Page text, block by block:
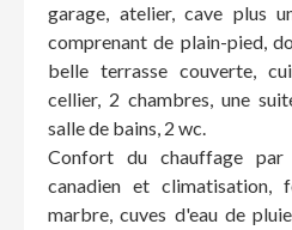
garage, atelier, cave plus
comprenant de plain-pied,
belle terrasse couverte,
cellier, 2 chambres, une
salle de bains, 2 wc.
Confort du chauffage
canadien et climatisation,
marbre, cuves d'eau de